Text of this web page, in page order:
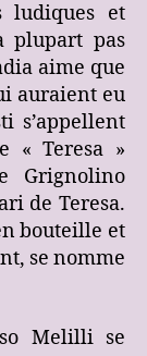
ludiques et
plupart pas
aime que
auraient eu
s’appellent
« Teresa »
Grignolino
de Teresa.
bouteille et
se nomme
Melilli se